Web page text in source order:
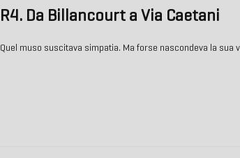
R4. Da Billancourt a Via Caetani
Quel muso suscitava simpatia. Ma forse nascondeva la sua